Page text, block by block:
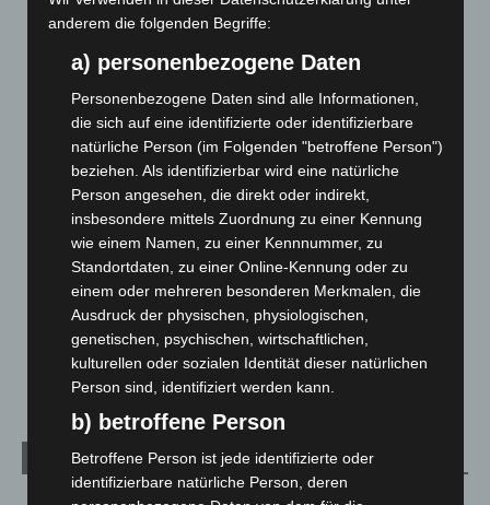
7. August 2026
Brand im „Haus der Begegnung“ in Neuwarmbüchen schnell
eingedämmt
6. August 2026
Region Hannover: 21 neue Notfallsanitäter starten beim
Roten Kreuz
5. August 2026
Mann läuft mit Hockeyschläger über A7 – Polizei sucht
Zeugen
5. August 2026
Celle: Mensch stirbt bei Bagger-Unfall auf Baustelle
5. August 2026
Kategorien
anderem die folgenden Begriffe:
a) personenbezogene Daten
Personenbezogene Daten sind alle Informationen,
die sich auf eine identifizierte oder identifizierbare
natürliche Person (im Folgenden "betroffene Person")
beziehen. Als identifizierbar wird eine natürliche
Person angesehen, die direkt oder indirekt,
insbesondere mittels Zuordnung zu einer Kennung
wie einem Namen, zu einer Kennnummer, zu
Standortdaten, zu einer Online-Kennung oder zu
einem oder mehreren besonderen Merkmalen, die
Ausdruck der physischen, physiologischen,
genetischen, psychischen, wirtschaftlichen,
kulturellen oder sozialen Identität dieser natürlichen
Person sind, identifiziert werden kann.
b) betroffene Person
Betroffene Person ist jede identifizierte oder
identifizierbare natürliche Person, deren